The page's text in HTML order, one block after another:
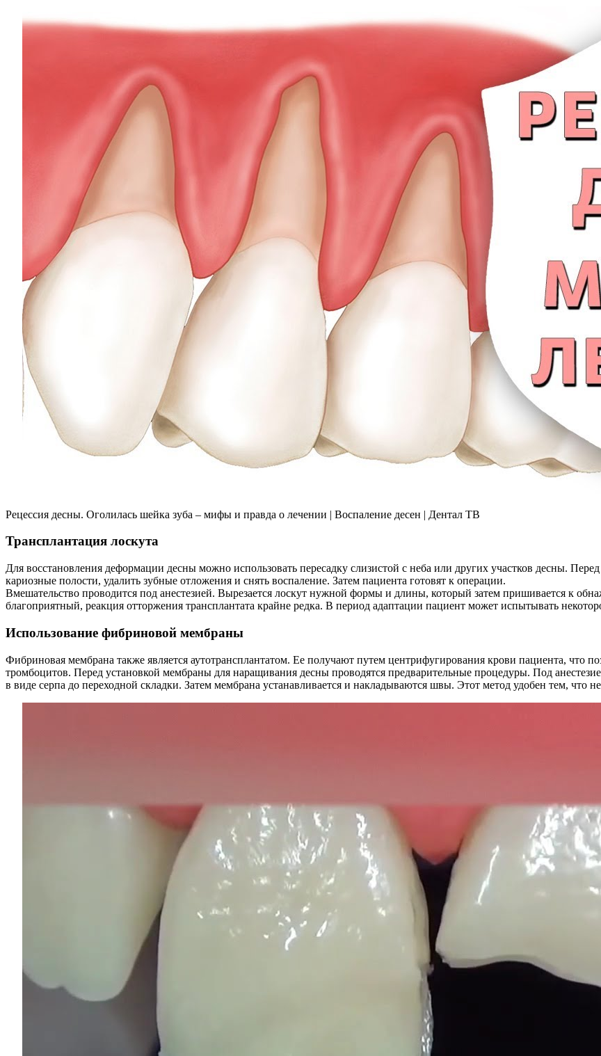
Рецессия десны. Оголилась шейка зуба – мифы и правда о лечении | Воспаление десен | Дентал ТВ
Трансплантация лоскута
Для восстановления деформации десны можно использовать пересадку слизистой с неба или других участков десны.
кариозные полости, удалить зубные отложения и снять воспаление. Затем пациента готовят к операции.
Вмешательство проводится под анестезией. Вырезается лоскут нужной формы и длины, который затем пришивается к
благоприятный, реакция отторжения трансплантата крайне редка. В период адаптации пациент может испытывать
Использование фибриновой мембраны
Фибриновая мембрана также является аутотрансплантатом. Ее получают путем центрифугирования крови пациента, что
тромбоцитов. Перед установкой мембраны для наращивания десны проводятся предварительные процедуры. Под
в виде серпа до переходной складки. Затем мембрана устанавливается и накладываются швы. Этот метод удобен тем, что не